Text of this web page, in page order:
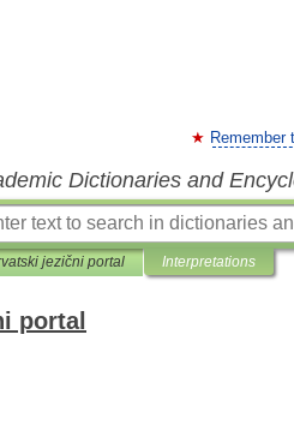
Remember
Dictionaries and
jezični portal Interpretations
portal